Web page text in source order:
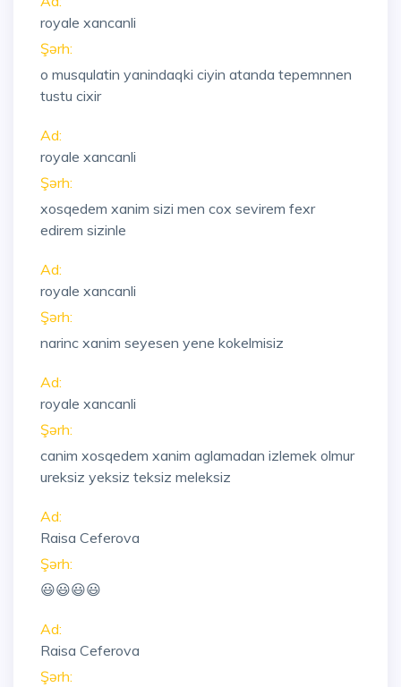
royale xancanli
Şərh:
o musqulatin yanindaqki ciyin atanda tepemnnen
tustu cixir
Ad:
royale xancanli
Şərh:
xosqedem xanim sizi men cox sevirem fexr
edirem sizinle
Ad:
royale xancanli
Şərh:
narinc xanim seyesen yene kokelmisiz
Ad:
royale xancanli
Şərh:
canim xosqedem xanim aglamadan izlemek olmur
ureksiz yeksiz teksiz meleksiz
Ad:
Raisa Ceferova
Şərh:
😃😃😃😃
Ad:
Raisa Ceferova
Şərh: